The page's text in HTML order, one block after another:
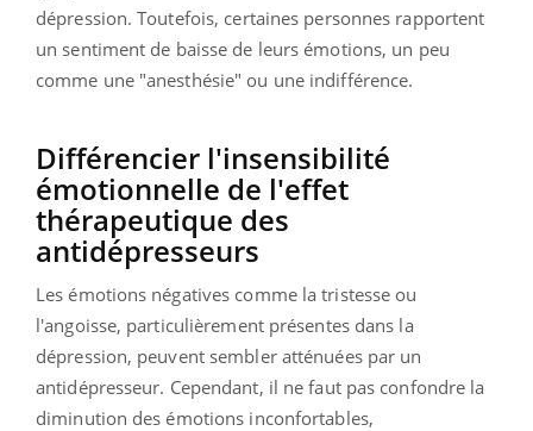
dépression. Toutefois, certaines personnes rapportent
un sentiment de baisse de leurs émotions, un peu
comme une "anesthésie" ou une indifférence.
Différencier l'insensibilité
émotionnelle de l'effet
thérapeutique des
antidépresseurs
Les émotions négatives comme la tristesse ou
l'angoisse, particulièrement présentes dans la
dépression, peuvent sembler atténuées par un
antidépresseur. Cependant, il ne faut pas confondre la
diminution des émotions inconfortables,